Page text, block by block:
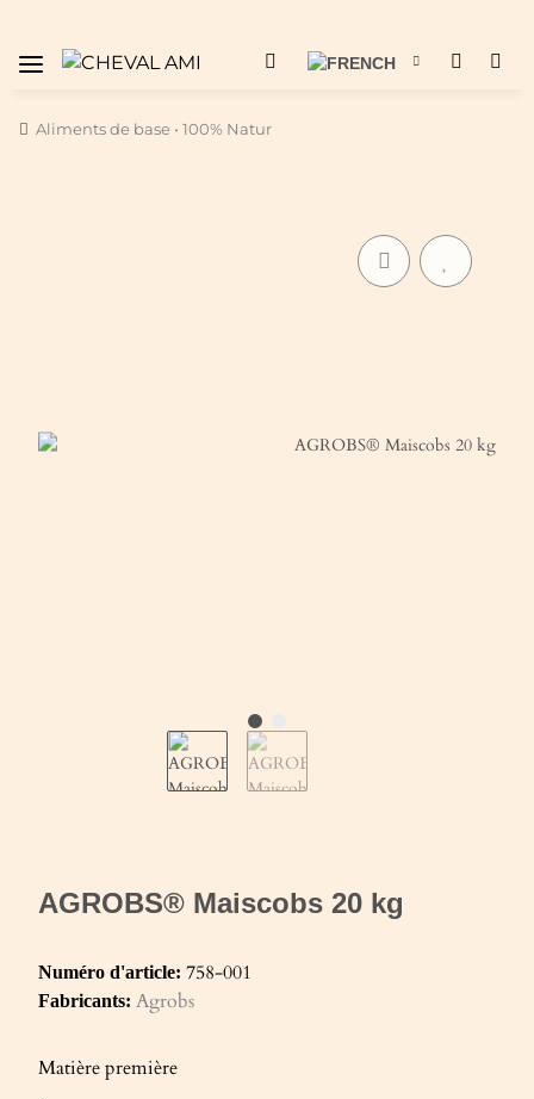
Aliments de base • 100% Natur
AGROBS® Maiscobs 20 kg
Numéro d'article: 758-001
Fabricants: Agrobs
Matière première